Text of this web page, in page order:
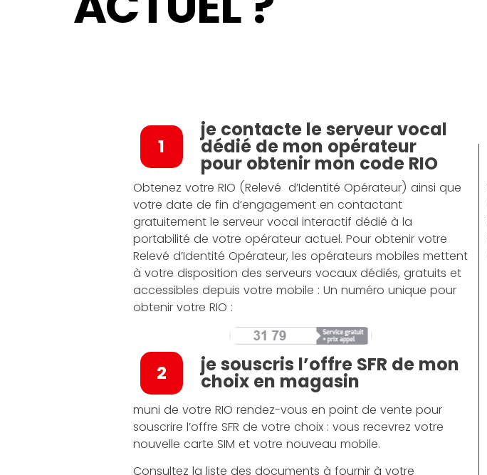
1
je contacte le serveur vocal
dédié de mon opérateur
pour obtenir mon code RIO
Obtenez votre RIO (Relevé d’Identité Opérateur) ainsi que
votre date de fin d’engagement en contactant
gratuitement le serveur vocal interactif dédié à la
portabilité de votre opérateur actuel. Pour obtenir votre
Relevé d’Identité Opérateur, les opérateurs mobiles mettent
à votre disposition des serveurs vocaux dédiés, gratuits et
accessibles depuis votre mobile : Un numéro unique pour
obtenir votre RIO :
2 je souscris l’offre SFR de mon
choix en magasin
muni de votre RIO rendez-vous en point de vente pour
souscrire l’offre SFR de votre choix : vous recevrez votre
nouvelle carte SIM et votre nouveau mobile.
Consultez la liste des documents à fournir à votre